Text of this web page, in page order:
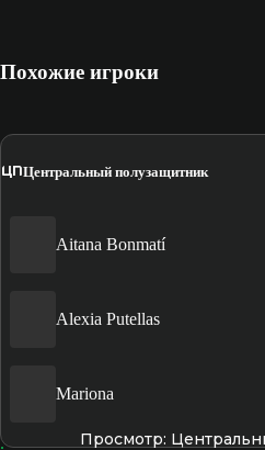
Похожие игроки
ЦПЦентральный полузащитник
Aitana Bonmatí
Alexia Putellas
Mariona
Просмотр: